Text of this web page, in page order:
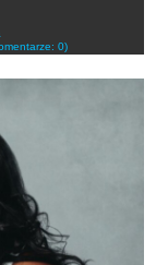
0)